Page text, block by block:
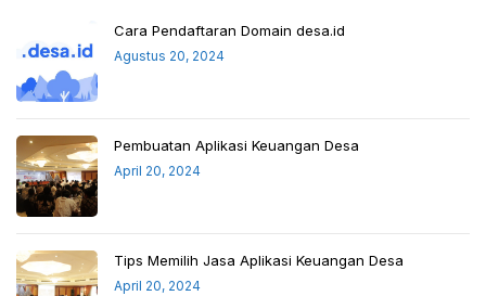
Cara Pendaftaran Domain desa.id
Agustus 20, 2024
Pembuatan Aplikasi Keuangan Desa
April 20, 2024
Tips Memilih Jasa Aplikasi Keuangan Desa
April 20, 2024